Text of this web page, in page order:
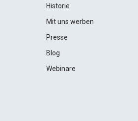
Historie
Mit uns werben
Presse
Blog
Webinare